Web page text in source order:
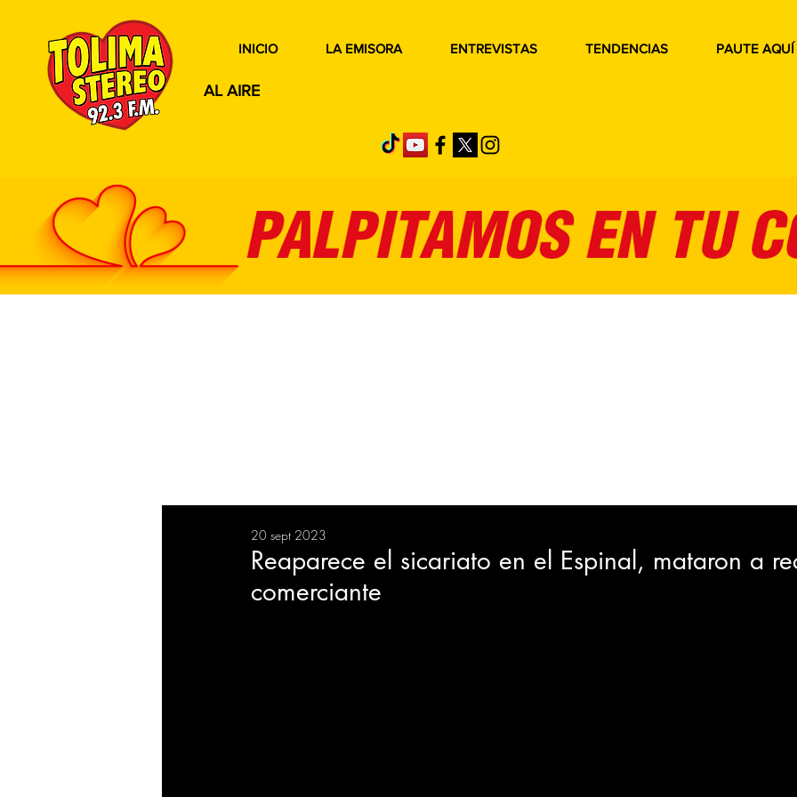
AL AIRE
INICIO LA EMISORA ENTREVISTAS TENDENCIAS PAUTE AQUÍ
BIENESTAR EVENTOS
Reaparece el sicariato en el Espinal, mataron a
comerciante
20 sept 2023